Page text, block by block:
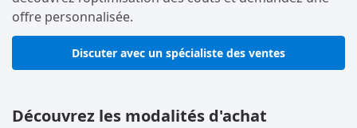
offre personnalisée.
Discuter avec un spécialiste des ventes
Découvrez les modalités d'achat